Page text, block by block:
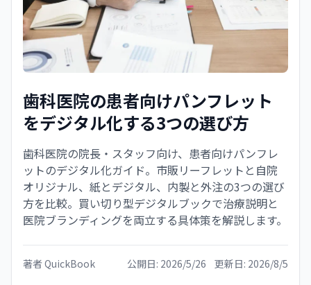
歯科医院の患者向けパンフレット
をデジタル化する3つの選び方
歯科医院の院長・スタッフ向け、患者向けパンフレ
ットのデジタル化ガイド。市販リーフレットと自院
オリジナル、紙とデジタル、内製と外注の3つの選び
方を比較。買い切り型デジタルブックで治療説明と
医院ブランディングを両立する具体策を解説します。
著者QuickBook 公開日: 2026/5/26 更新日: 2026/8/5